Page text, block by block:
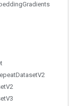
Gradients
DatasetV2
V2
V3